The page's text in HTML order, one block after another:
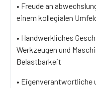
• Freude an
einem kollegialen
• Handwerkliches
Werkzeugen und
Belastbarkeit
• Eigenverantwortliche